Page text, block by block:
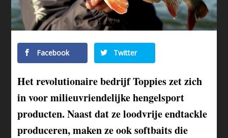
Facebook Twitter
Het revolutionaire bedrijf Toppies zet zich
in voor milieuvriendelijke hengelsport
producten. Naast dat ze loodvrije endtackle
produceren, maken ze ook softbaits die